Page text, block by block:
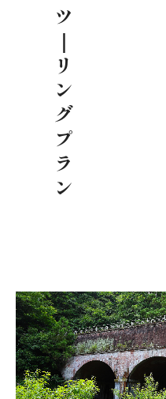
ツ
｜
リ
ン
グ
プ
ラ
ン